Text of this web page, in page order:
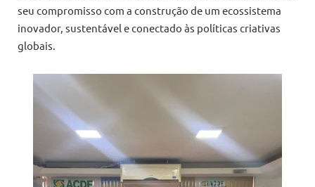
seu compromisso com a construção de um ecossistema
inovador, sustentável e conectado às políticas criativas
globais.